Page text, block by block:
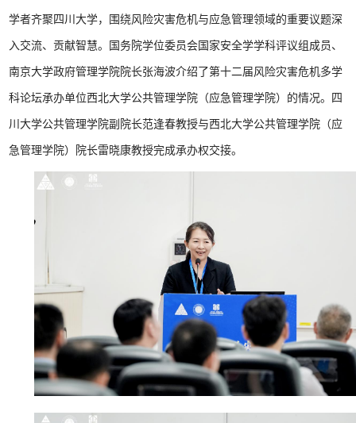
学者齐聚四川大学，围绕风险灾害危机与应急管理领域的重要议题深
入交流、贡献智慧。国务院学位委员会国家安全学学科评议组成员、
南京大学政府管理学院院长张海波介绍了第十二届风险灾害危机多学
科论坛承办单位西北大学公共管理学院（应急管理学院）的情况。四
川大学公共管理学院副院长范逢春教授与西北大学公共管理学院（应
急管理学院）院长雷晓康教授完成承办权交接。